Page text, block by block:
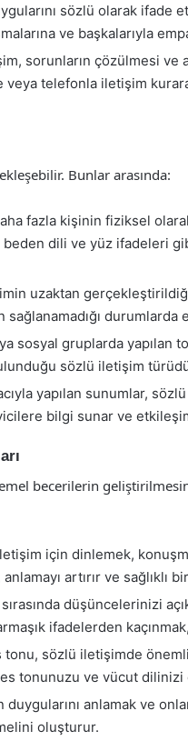
sözlü olarak
ve başkalarıyla
sorunların çözülmesi ve
veya telefonla iletişim
Bunlar arasında:
fazla kişinin fiziksel
dili ve yüz ifadeleri
uzaktan
sosyal gruplarda yapılan
sözlü iletişim
yapılan sunumlar,
bilgi sunar ve
becerilerin
için dinlemek,
artırır ve sağlıklı
düşüncelerinizi
ifadelerden
tonu, sözlü iletişimde
tonunuzu ve vücut dilinizi
duygularını anlamak ve
oluşturur.